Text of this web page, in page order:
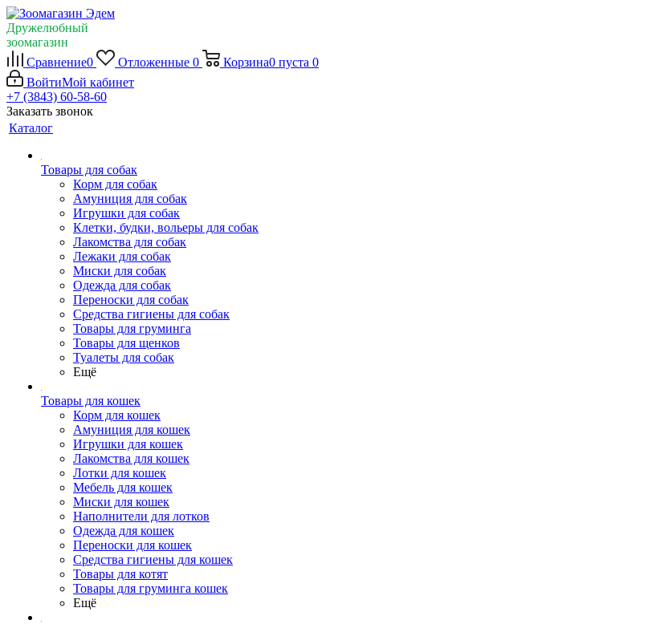
Дружелюбный
зоомагазин
Сравнение0 Отложенные 0 Корзина0 пуста 0
ВойтиМой кабинет
+7 (3843) 60-58-60
Заказать звонок
Каталог
Товары для собак
Корм для собак
Амуниция для собак
Игрушки для собак
Клетки, будки, вольеры для собак
Лакомства для собак
Лежаки для собак
Миски для собак
Одежда для собак
Переноски для собак
Средства гигиены для собак
Товары для груминга
Товары для щенков
Туалеты для собак
Ещё
Товары для кошек
Корм для кошек
Амуниция для кошек
Игрушки для кошек
Лакомства для кошек
Лотки для кошек
Мебель для кошек
Миски для кошек
Наполнители для лотков
Одежда для кошек
Переноски для кошек
Средства гигиены для кошек
Товары для котят
Товары для груминга кошек
Ещё